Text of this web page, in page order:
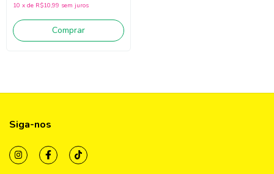
10 x de R$10,99 sem juros
Comprar
Siga-nos